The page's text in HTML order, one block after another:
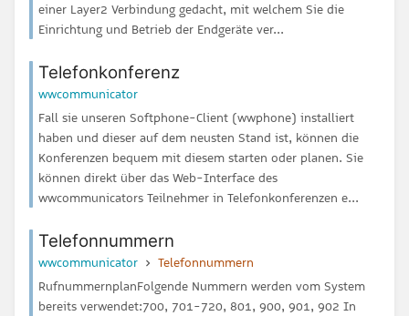
einer Layer2 Verbindung gedacht, mit welchem Sie die
Einrichtung und Betrieb der Endgeräte ver...
Telefonkonferenz
wwcommunicator
Fall sie unseren Softphone-Client (wwphone) installiert
haben und dieser auf dem neusten Stand ist, können die
Konferenzen bequem mit diesem starten oder planen. Sie
können direkt über das Web-Interface des
wwcommunicators Teilnehmer in Telefonkonferenzen e...
Telefonnummern
wwcommunicator
Telefonnummern
RufnummernplanFolgende Nummern werden vom System
bereits verwendet:700, 701-720, 801, 900, 901, 902 In